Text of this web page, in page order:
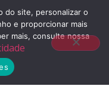
1351
do Metrô
do site, personalizar o
e proporcionar mais
mais, consulte nossa